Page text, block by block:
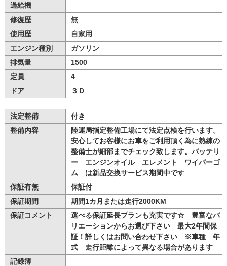
過給機
修復歴
無
使用歴
自家用
エンジン種別
ガソリン
排気量
1500
定員
4
ドア
３Ｄ
法定整備
付き
整備内容
陸運局指定整備工場にて法定点検を行います。
安心してお客様にお車をご利用頂く為に熟練の
整備士が細部までチェック致します。バッテリ
ー エンジンオイル エレメント ワイパーゴ
ム は新品交換サービス期間中です
保証有無
保証付
保証期間
期間1カ月または走行2000KM
保証コメント
選べる保証延長プランも充実です☆ 豊富なバ
リエーションからお選び下さい 最大2年間保
証！詳しくはお問い合わせ下さい ※車種 年
式 走行距離によって異なる場合があります
記録簿